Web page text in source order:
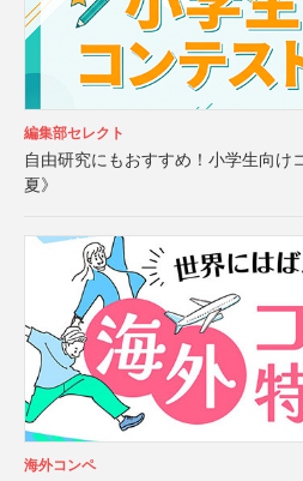
編集部セレクト
自由研究にもおすすめ！小学生向け
夏》
海外コンペ